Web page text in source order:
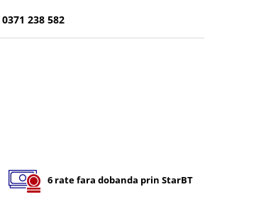
0371 238 582
6 rate fara dobanda prin StarBT